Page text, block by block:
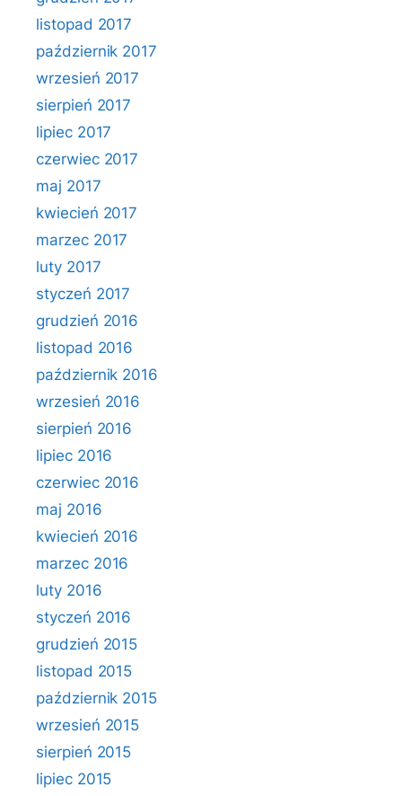
listopad 2017
październik 2017
wrzesień 2017
sierpień 2017
lipiec 2017
czerwiec 2017
maj 2017
kwiecień 2017
marzec 2017
luty 2017
styczeń 2017
grudzień 2016
listopad 2016
październik 2016
wrzesień 2016
sierpień 2016
lipiec 2016
czerwiec 2016
maj 2016
kwiecień 2016
marzec 2016
luty 2016
styczeń 2016
grudzień 2015
listopad 2015
październik 2015
wrzesień 2015
sierpień 2015
lipiec 2015